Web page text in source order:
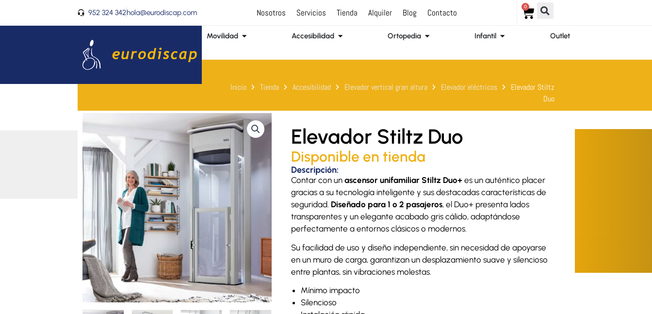
contenido
952 324 342hola@eurodiscap.com Nosotros Servicios Tienda Alquiler Blog Contacto
0
Carrito
Movilidad Abrir Movilidad Accesibilidad Abrir AccesibilidadOrtopedia Abrir OrtopediaInfantil Abrir Infantil Outlet
Inicio Tienda Accesibilidad Elevador vertical gran altura Elevador eléctricos
Elevador Stiltz
Duo
Elevador Stiltz Duo
Disponible en tienda
Descripción:
Contar con un ascensor unifamiliar Stiltz Duo+es un auténtico placer
gracias a su tecnología inteligente y sus destacadas características de
seguridad. Diseñado para 1 o 2 pasajeros, el Duo+ presenta lados
transparentes y un elegante acabado gris cálido, adaptándose
perfectamente a entornos clásicos o modernos.
Su facilidad de uso y diseño independiente, sin necesidad de apoyarse
en un muro de carga, garantizan un desplazamiento suave y silencioso
entre plantas, sin vibraciones molestas.
Mínimo impacto
Silencioso